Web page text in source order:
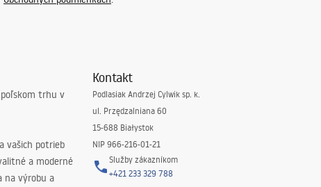
poľskom trhu v
vašich potrieb
a moderné
na výrobu a
Kontakt
Podlasiak Andrzej Cylwik sp. k.
ul. Przędzalniana 60
15-688 Białystok
NIP 966-216-01-21
Služby zákazníkom
+421 233 329 788